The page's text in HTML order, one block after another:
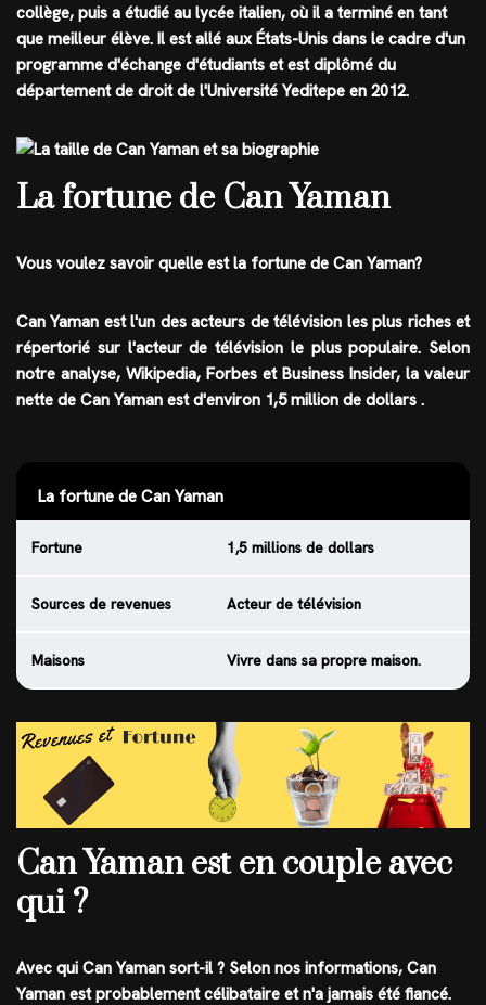
collège, puis a étudié au lycée italien, où il a terminé en tant
que meilleur élève. Il est allé aux États-Unis dans le cadre d'un
programme d'échange d'étudiants et est diplômé du
département de droit de l'Université Yeditepe en 2012.
La fortune de Can Yaman
Vous voulez savoir quelle est la fortune de Can Yaman?
Can Yaman est l'un desacteurs de télévision les plus riches et
répertorié sur l'acteur de télévision le plus populaire. Selon
notre analyse, Wikipedia, Forbes et Business Insider, la valeur
nette de Can Yaman est d'environ 1,5 million de dollars .
La fortune de Can Yaman
Fortune 1,5 millions de dollars
Sources de revenues Acteur de télévision
Maisons Vivre dans sa propre maison.
Can Yaman est en couple avec
qui ?
Avec qui Can Yaman sort-il ? Selon nos informations, Can
Yaman est probablement célibataire et n'a jamais été fiancé.